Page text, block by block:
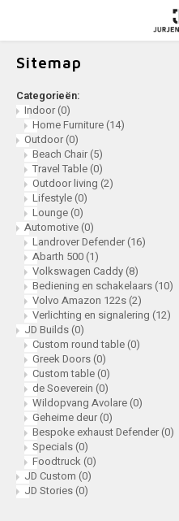
Home Furniture
Beach Chair
Travel Table
Outdoor living
Lifestyle
Lounge
Landrover Defender
Abarth 500
Volkswagen Caddy
Bediening en schakelaars
Volvo Amazon 122s
Verlichting en signalering
Custom round table
Greek Doors
Custom table
de Soeverein
Wildopvang Avolare
Geheime deur
Bespoke exhaust Defender
Specials
Foodtruck
Sitemap
Categorieën:
Indoor(0)
Home Furniture(14)
Outdoor(0)
Beach Chair(5)
Travel Table(0)
Outdoor living (2)
Lifestyle(0)
Lounge(0)
Automotive(0)
Landrover Defender(16)
Abarth 500(1)
Volkswagen Caddy(8)
Bediening en schakelaars(10)
Volvo Amazon 122s(2)
Verlichting en signalering (12)
JD Builds(0)
Custom round table(0)
Greek Doors(0)
Custom table(0)
de Soeverein (0)
Wildopvang Avolare(0)
Geheime deur(0)
Bespoke exhaust Defender(0)
Specials(0)
Foodtruck(0)
JD Custom (0)
JD Stories(0)